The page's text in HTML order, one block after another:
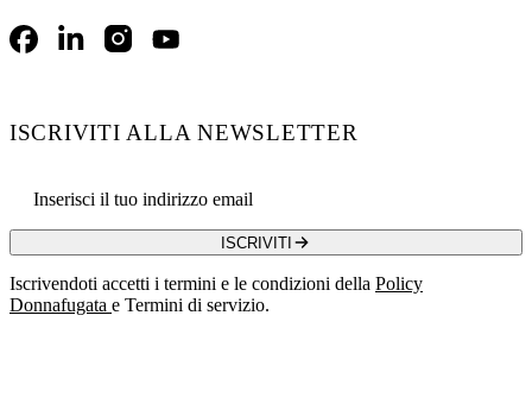
FacebookLinkedInInstagramYouTube
ISCRIVITI ALLA NEWSLETTER
ISCRIVITI
Iscrivendoti accetti i termini e le condizioni della Policy
Donnafugata e Termini di servizio.